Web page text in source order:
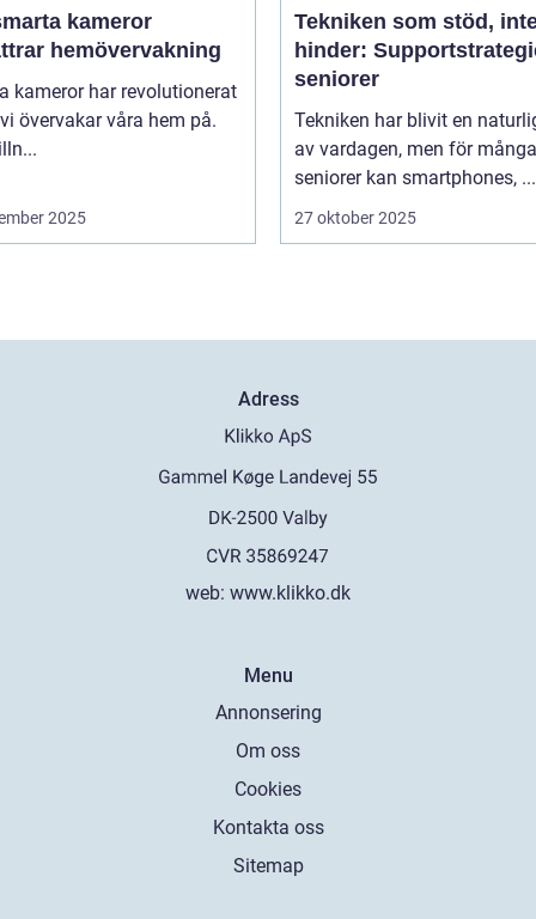
kameror
hemövervakning
kameror har revolutionerat
övervakar våra hem på.
2025
Tekniken som stöd,
hinder:
seniorer
Tekniken har blivit en
av vardagen, men för många
seniorer kan smartphones, ...
27 oktober 2025
Adress
web: www.klikko.dk
Menu
Annonsering
Om oss
Cookies
Kontakta oss
Sitemap